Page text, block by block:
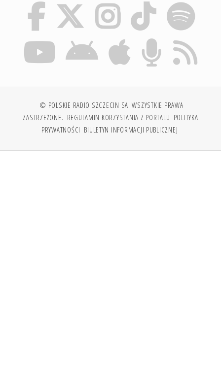
© POLSKIE RADIO SZCZECIN SA. WSZYSTKIE PRAWA
ZASTRZEŻONE. REGULAMIN KORZYSTANIA Z PORTALU POLITYKA
PRYWATNOŚCI BIULETYN INFORMACJI PUBLICZNEJ